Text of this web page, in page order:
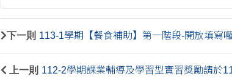
下一則 113-1學期【餐食補助】第一階段-開放填寫
上一則 112-2學期課業輔導及學習型實習獎勵請於